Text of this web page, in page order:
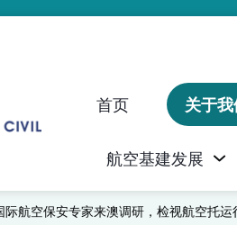
首页 关于我
航空基建发展
际航空保安专家来澳调研，检视航空托